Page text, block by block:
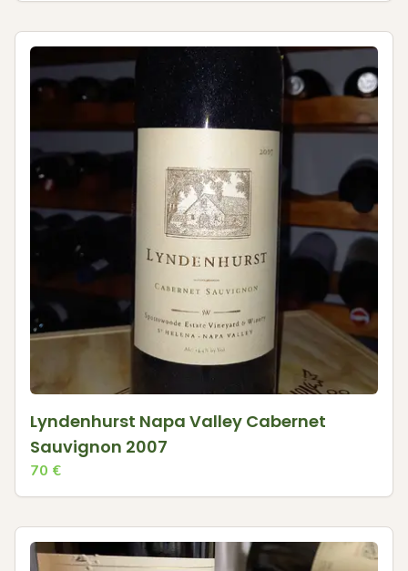
Lyndenhurst Napa Valley Cabernet
Sauvignon 2007
70 €